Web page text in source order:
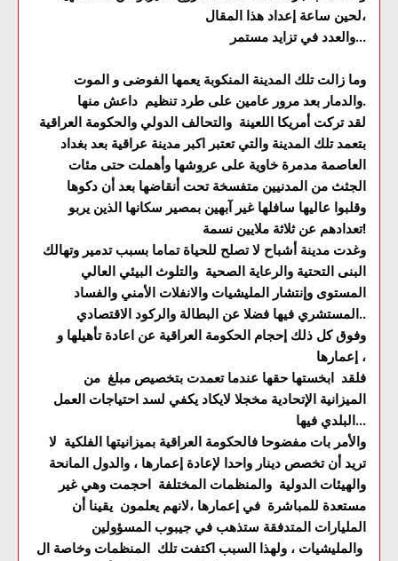
لحين ساعة إعداد هذا المقال،
والعدد في تزايد مستمر...
وما زالت تلك المدينة المنكوبة يعمها الفوضى و الموت
والدمار بعد مرور عامين على طرد تنظيم داعش منها.
لقد تركت أمريكا اللعينة والتحالف الدولي والحكومة العراقية
بتعمد تلك المدينة والتي تعتبر اكبر مدينة عراقية بعد بغداد
العاصمة مدمرة خاوية على عروشها وأهملت حتى مئات
الجثث من المدنيين متفسخة تحت أنقاضها بعد أن دكوها
وقلبوا عاليها سافلها غير آبهين بمصير سكانها الذين يربو
تعدادهم عن ثلاثة ملايين نسمة!
وغدت مدينة أشباح لا تصلح للحياة تماما بسبب تدمير وتهالك
البنى التحتية والرعاية الصحية والتلوث البيئي العالي
المستوى وإنتشار المليشيات والانفلات الأمني والفساد
المستشري فيها فضلا عن البطالة والركود الاقتصادي..
وفوق كل ذلك إحجام الحكومة العراقية عن اعادة تأهيلها و
إعمارها ،
الميزانية الإتحادية مخجلا لايكاد يكفي لسد احتياجات العمل
البلدي فيها...
والأمر بات مفضوحا فالحكومة العراقية بميزانيتها الفلكية لا
تريد أن تخصص دينار واحدا لإعادة إعمارها ، والدول المانحة
والهيئات الدولية والمنظمات المختلفة احجمت وهي غير
مستعدة للمباشرة في إعمارها ،لانهم يعلمون يقينا أن
المليارات المتدفقة ستذهب في جيبوب المسؤولين
والمليشيات ، ولهذا السبب اكتفت تلك المنظمات وخاصة ال